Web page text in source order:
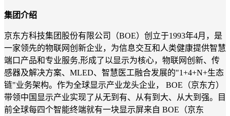
集团介绍
京东方科技集团股份有限公司（BOE）创立于1993年4月，是
一家领先的物联网创新企业，为信息交互和人类健康提供智慧
端口产品和专业服务,形成了以显示为核心，物联网创新、传
感器及解决方案、MLED、智慧医工融合发展的"1+4+N+生态
链"业务架构。作为全球显示产业龙头企业， BOE（京东方）
带领中国显示产业实现了从无到有、从有到大、从大到强。目
前全球每四个智能终端就有一块显示屏来自 BOE（京东